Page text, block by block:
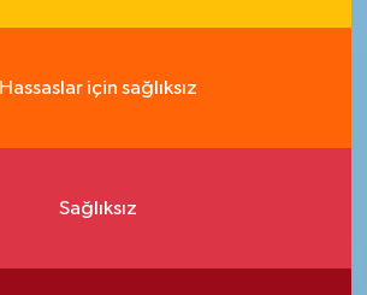
Hassaslar için sağlıksız
Sağlıksız